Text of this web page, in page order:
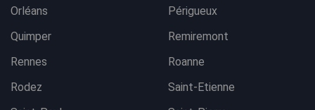
Orléans
Périgueux
Quimper
Remiremont
Rennes
Roanne
Rodez
Saint-Etienne